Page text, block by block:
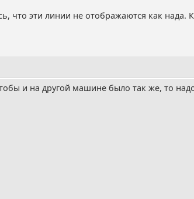
что эти линии не отображаются как нада.
и на другой машине было так же, то